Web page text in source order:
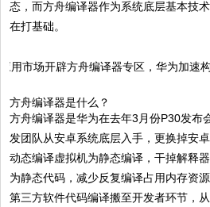
态，而方舟编译器作为系统底层基本技
在打基础。
方舟编译器是什么？
方舟编译器是华为在去年3月份P30发布
发团队从安卓系统底层入手，更换掉安
动态编译虚拟机为静态编译，干掉解释
为静态代码，减少反复编译占用内存资
第三方软件代码编译搬至开发者环节，